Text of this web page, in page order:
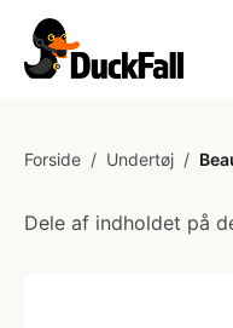
Forside / Undertøj /
Dele af indholdet på